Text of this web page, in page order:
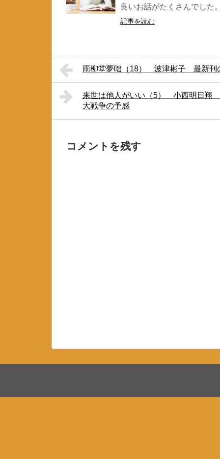
良いお話がたくさんでした
記事を読む
雨柳堂夢咄（18） 波津彬子 最新刊
来世は他人がいい（5） 小西明日翔
大戦争の予感
コメントを残す